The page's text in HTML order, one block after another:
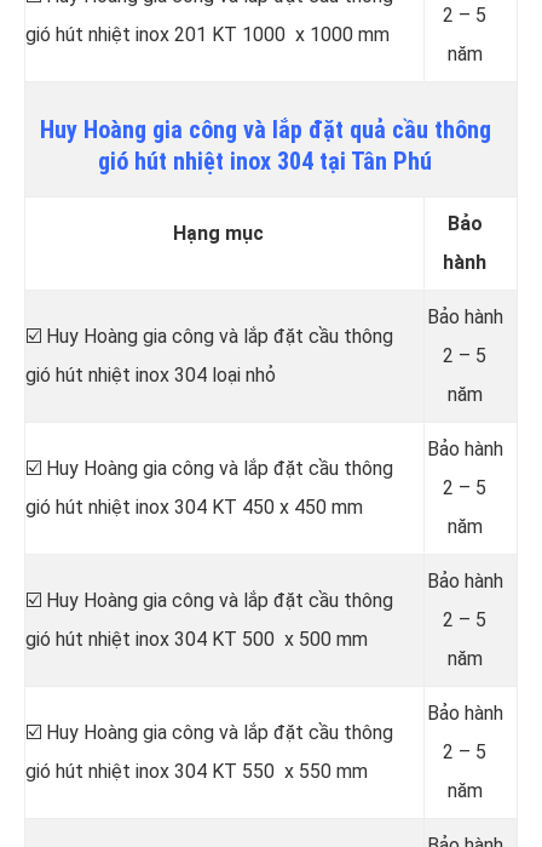
gió hút nhiệt inox 201 KT 1000 x 1000 mm
2 – 5
năm
Huy Hoàng gia công và lắp đặt quả cầu thông
gió hút nhiệt inox 304 tại Tân Phú
Hạng mục
Bảo
hành
☑️ Huy Hoàng gia công và lắp đặt cầu thông
gió hút nhiệt inox 304 loại nhỏ
Bảo hành
2 – 5
năm
☑️ Huy Hoàng gia công và lắp đặt cầu thông
gió hút nhiệt inox 304 KT 450 x 450 mm
Bảo hành
2 – 5
năm
☑️ Huy Hoàng gia công và lắp đặt cầu thông
gió hút nhiệt inox 304 KT 500 x 500 mm
Bảo hành
2 – 5
năm
☑️ Huy Hoàng gia công và lắp đặt cầu thông
gió hút nhiệt inox 304 KT 550 x 550 mm
Bảo hành
2 – 5
năm